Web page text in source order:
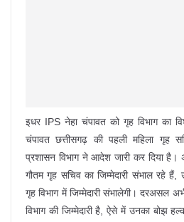
इधर IPS नेहा चंपावत को गृह विभाग का
चंपावत छत्तीसगढ़ की पहली महिला गृह
प्रशासन विभाग ने आदेश जारी कर दिया
गौतम गृह सचिव का जिम्मेदारी संभाल रहे
गृह विभाग में जिम्मेदारी संभालेगी। दरअसल
विभाग की जिम्मेदारी है, ऐसे में उनका बोझ